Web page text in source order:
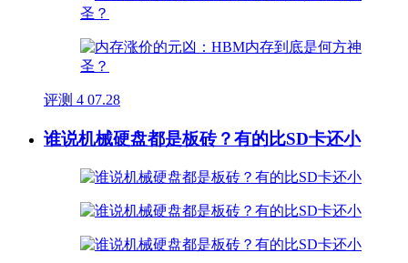
评测 4 07.28
谁说机械硬盘都是板砖？有的比SD卡还小